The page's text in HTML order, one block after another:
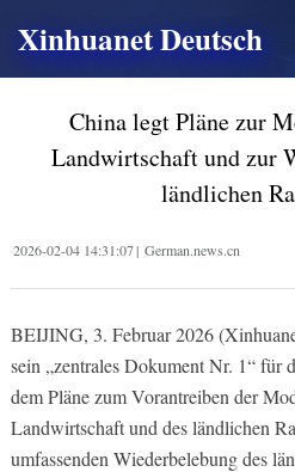
Xinhuanet Deutsch
China legt Pläne zur
Landwirtschaft und zur
ländlichen
2026-02-04 14:31:07| German.news.cn
BEIJING, 3. Februar 2026
sein „zentrales Dokument Nr. 1“ für
dem Pläne zum Vorantreiben der
Landwirtschaft und des ländlichen
umfassenden Wiederbelebung des